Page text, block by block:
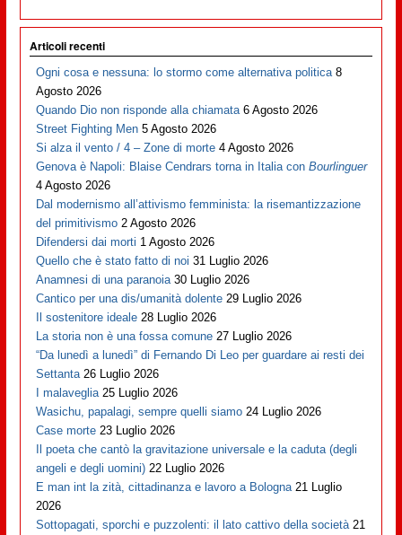
Articoli recenti
Ogni cosa e nessuna: lo stormo come alternativa politica 8
Agosto 2026
Quando Dio non risponde alla chiamata 6 Agosto 2026
Street Fighting Men 5 Agosto 2026
Si alza il vento / 4 – Zone di morte 4 Agosto 2026
Genova è Napoli: Blaise Cendrars torna in Italia conBourlinguer
4 Agosto 2026
Dal modernismo all’attivismo femminista: la risemantizzazione
del primitivismo 2 Agosto 2026
Difendersi dai morti 1 Agosto 2026
Quello che è stato fatto di noi 31 Luglio 2026
Anamnesi di una paranoia 30 Luglio 2026
Cantico per una dis/umanità dolente 29 Luglio 2026
Il sostenitore ideale 28 Luglio 2026
La storia non è una fossa comune 27 Luglio 2026
“Da lunedì a lunedì” di Fernando Di Leo per guardare ai resti dei
Settanta 26 Luglio 2026
I malaveglia 25 Luglio 2026
Wasichu, papalagi, sempre quelli siamo 24 Luglio 2026
Case morte 23 Luglio 2026
Il poeta che cantò la gravitazione universale e la caduta (degli
angeli e degli uomini) 22 Luglio 2026
E man int la zità, cittadinanza e lavoro a Bologna 21 Luglio
2026
Sottopagati, sporchi e puzzolenti: il lato cattivo della società 21